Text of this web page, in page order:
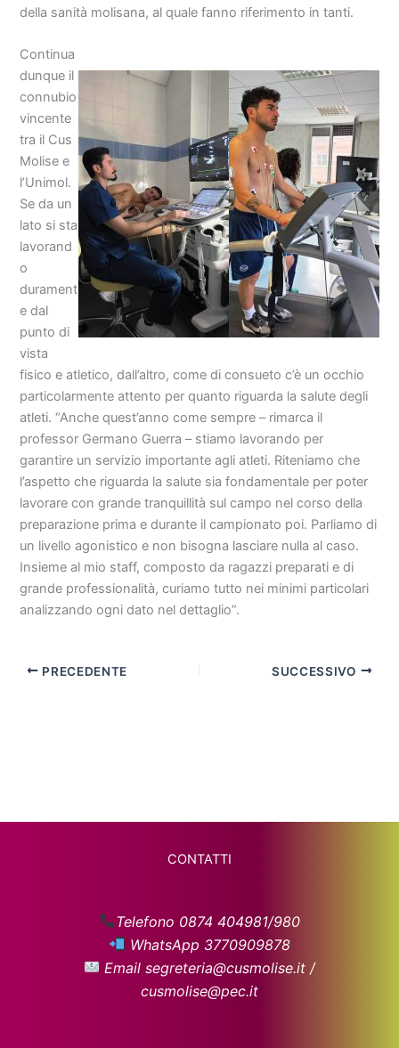
della sanità molisana, al quale fanno riferimento in tanti.
Continua
dunque il
connubio
vincente
tra il Cus
Molise e
l’Unimol.
Se da un
lato si sta
lavorand
o
durament
e dal
punto di
vista
fisico e atletico, dall’altro, come di consueto c’è un occhio
particolarmente attento per quanto riguarda la salute degli
atleti. “Anche quest’anno come sempre – rimarca il
professor Germano Guerra – stiamo lavorando per
garantire un servizio importante agli atleti. Riteniamo che
l’aspetto che riguarda la salute sia fondamentale per poter
lavorare con grande tranquillità sul campo nel corso della
preparazione prima e durante il campionato poi. Parliamo di
un livello agonistico e non bisogna lasciare nulla al caso.
Insieme al mio staff, composto da ragazzi preparati e di
grande professionalità, curiamo tutto nei minimi particolari
analizzando ogni dato nel dettaglio”.
PRECEDENTE SUCCESSIVO
CONTATTI
Telefono 0874 404981/980
WhatsApp 3770909878
Email segreteria@cusmolise.it /
cusmolise@pec.it